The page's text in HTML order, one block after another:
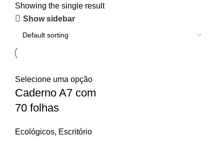
Showing the single result
Show sidebar
Selecione uma opção
Caderno A7 com
70 folhas
Ecológicos, Escritório